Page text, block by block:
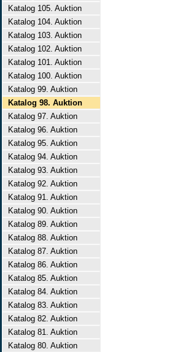
Katalog 105. Auktion
Katalog 104. Auktion
Katalog 103. Auktion
Katalog 102. Auktion
Katalog 101. Auktion
Katalog 100. Auktion
Katalog 99. Auktion
Katalog 98. Auktion
Katalog 97. Auktion
Katalog 96. Auktion
Katalog 95. Auktion
Katalog 94. Auktion
Katalog 93. Auktion
Katalog 92. Auktion
Katalog 91. Auktion
Katalog 90. Auktion
Katalog 89. Auktion
Katalog 88. Auktion
Katalog 87. Auktion
Katalog 86. Auktion
Katalog 85. Auktion
Katalog 84. Auktion
Katalog 83. Auktion
Katalog 82. Auktion
Katalog 81. Auktion
Katalog 80. Auktion